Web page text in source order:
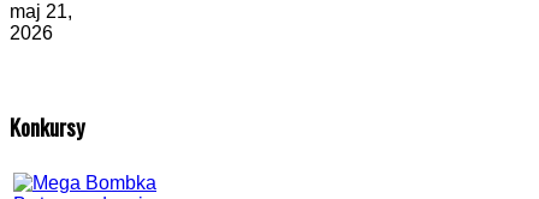
maj 21,
2026
Konkursy